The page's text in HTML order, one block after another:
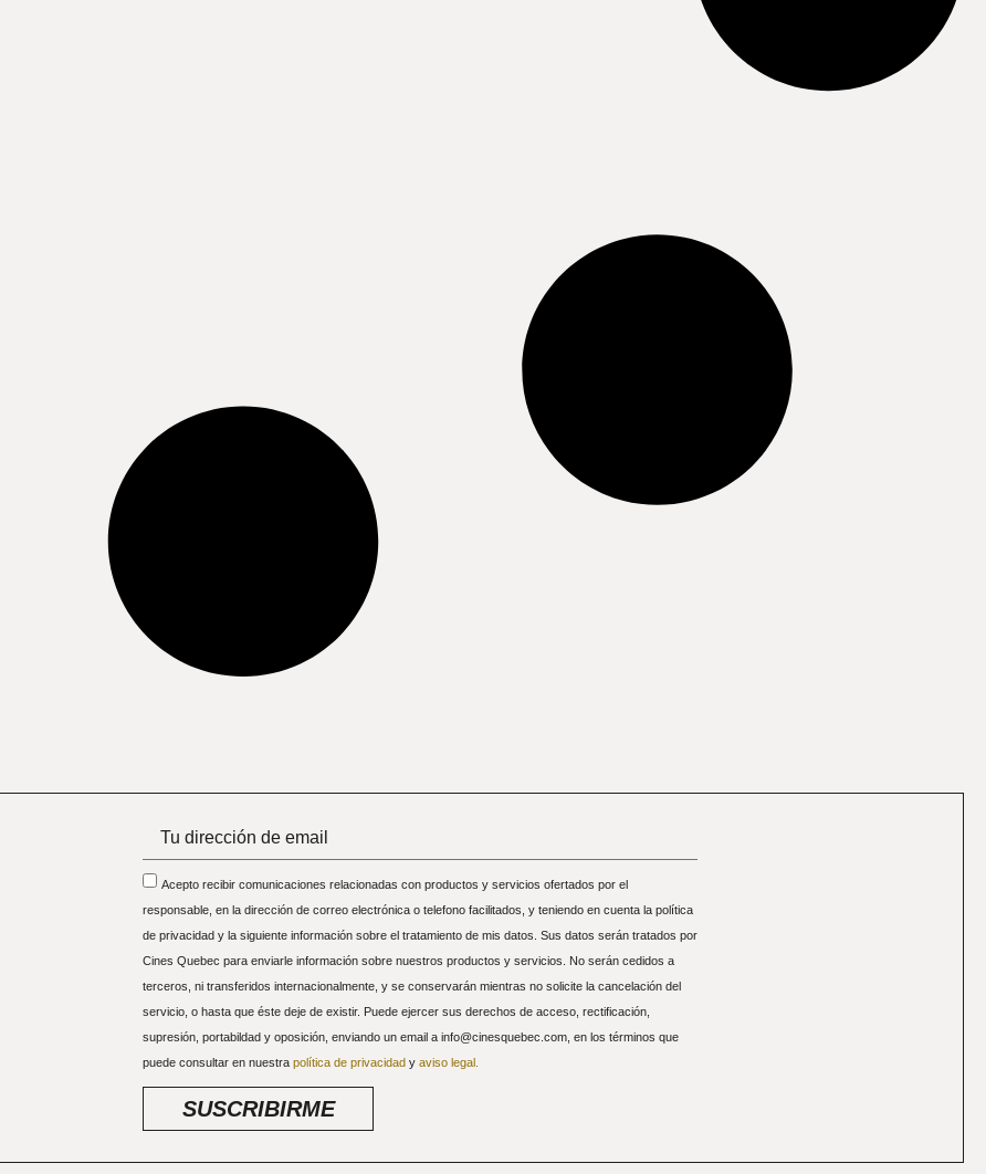
Acepto recibir comunicaciones relacionadas con productos y servicios ofertados por el
responsable, en la dirección de correo electrónica o telefono facilitados, y teniendo en cuenta la política
de privacidad y la siguiente información sobre el tratamiento de mis datos. Sus datos serán tratados por
Cines Quebec para enviarle información sobre nuestros productos y servicios. No serán cedidos a
terceros, ni transferidos internacionalmente, y se conservarán mientras no solicite la cancelación del
servicio, o hasta que éste deje de existir. Puede ejercer sus derechos de acceso, rectificación,
supresión, portabildad y oposición, enviando un email a info@cinesquebec.com, en los términos que
puede consultar en nuestra política de privacidad y aviso legal.
SUSCRIBIRME